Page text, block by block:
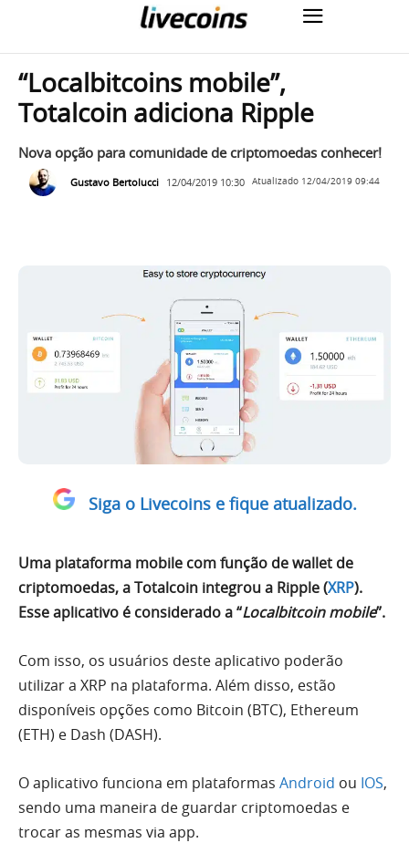
“Localbitcoins mobile”,
Totalcoin adiciona Ripple
Nova opção para comunidade de criptomoedas conhecer!
Gustavo Bertolucci 12/04/2019 10:30 Atualizado 12/04/2019 09:44
Siga o Livecoins e fique atualizado.
Uma plataforma mobile com função de wallet de
criptomoedas, a Totalcoin integrou a Ripple (XRP).
Esse aplicativo é considerado a “Localbitcoin mobile”.
Com isso, os usuários deste aplicativo poderão
utilizar a XRP na plataforma. Além disso, estão
disponíveis opções como Bitcoin (BTC), Ethereum
(ETH) e Dash (DASH).
O aplicativo funciona em plataformas Android ou IOS,
sendo uma maneira de guardar criptomoedas e
trocar as mesmas via app.